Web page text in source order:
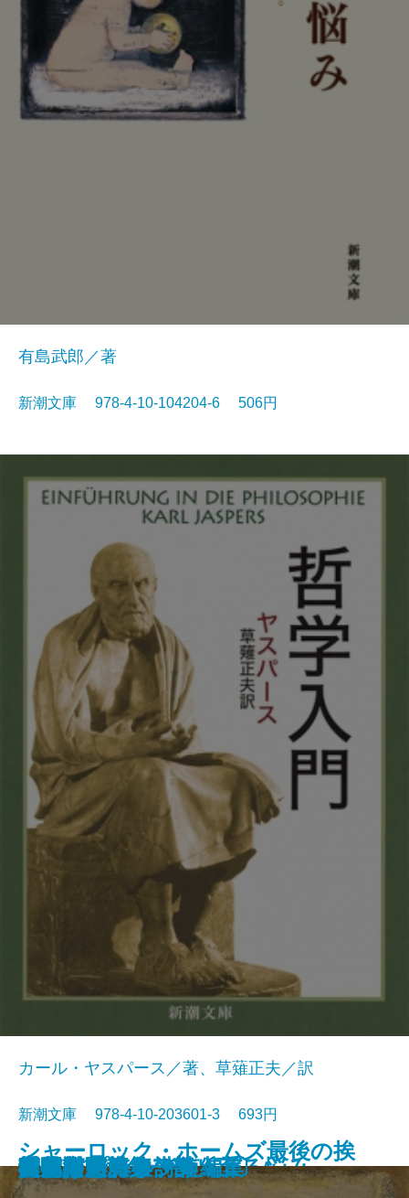
春の城
桜の実の熟する時
千曲川のスケッチ
シャーロック・ホームズ最後の挨
拶
人間の土地
クヌルプ
夜明け前 第二部〔下〕
夜明け前 第二部〔上〕
小さき者へ・生れ出づる悩み
有島武郎／著
新潮文庫 978-4-10-104204-6 506円
哲学入門
カール・ヤスパース／著、草薙正夫／訳
新潮文庫 978-4-10-203601-3 693円
破戒
夜明け前 第一部〔上〕
夜明け前 第一部〔下〕
肉体の悪魔
青春は美わし
コクトー詩集
アポリネール詩集
人生論ノート
異邦人
スタインベック短編集